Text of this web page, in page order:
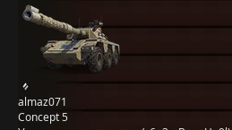
almaz071
Concept 5